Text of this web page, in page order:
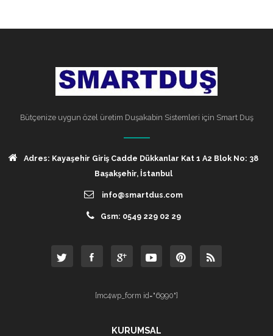
Bütçenize uygun özel üretim Duşakabin Sistemleri için Smart Duş
Adres: Kayaşehir Giriş Cadde Dükkanlar Kat 1 A2 Blok No: 38
Başakşehir, İstanbul
info@smartdus.com
Gsm: 0549 229 02 29
[mc4wp_form id="6990"]
KURUMSAL